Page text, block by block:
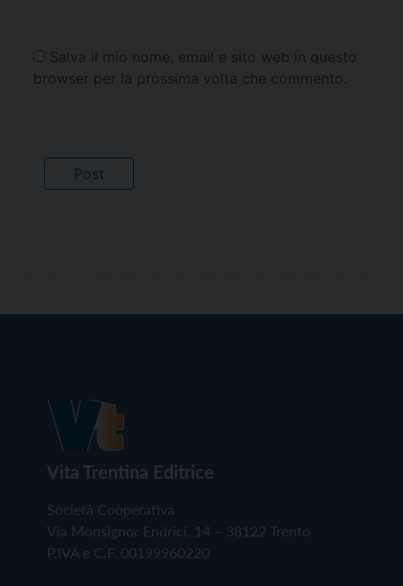
Salva il mio nome, email e sito web in questo
browser per la prossima volta che commento.
Vita Trentina Editrice
Società Cooperativa
Via Monsignor Endrici, 14 – 38122 Trento
P.IVA e C.F. 00199960220